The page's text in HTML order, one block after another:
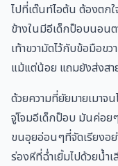
ไปที่เต๊นท์ไอต้น ต้องตก
ข้างในมีอีเด็กป็อบนอนต
เท้าขวามัดไว้กับข้อมือข
แม้แต่น้อย แถมยังส่งสา
ด้วยความที่ยัยมายเมาจ
จู่โจมอีเด็กป็อบ มันค่อย
ขนอุยอ่อนๆที่จัดเรียงอย่
ร่องหีที่ฉ่ำเยิ้มไปด้วยน้ำ